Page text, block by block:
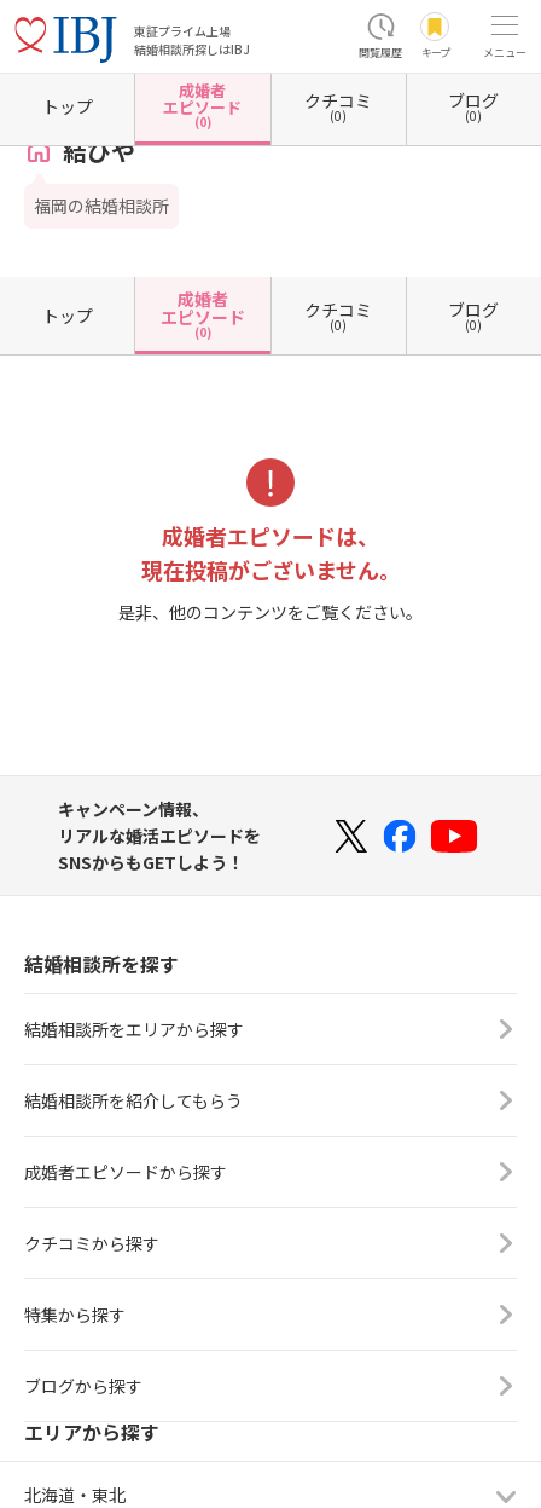
東証プライム上場
結婚相談所探しはIBJ
閲覧履歴 キープ メニュー
ホーム 福岡県の結婚相談所 福岡県福岡市 福岡県福岡市中央区 結びや 成婚者エピ
結びや
福岡の結婚相談所
トップ
成婚者
エピソード
(0)
クチコミ
(0)
ブログ
(0)
トップ
成婚者
エピソード
(0)
クチコミ
(0)
ブログ
(0)
成婚者エピソードは、
現在投稿がございません。
是非、他のコンテンツをご覧ください。
キャンペーン情報、
リアルな婚活エピソードを
SNSからもGETしよう！
結婚相談所を探す
結婚相談所をエリアから探す
結婚相談所を紹介してもらう
成婚者エピソードから探す
クチコミから探す
特集から探す
ブログから探す
エリアから探す
北海道・東北